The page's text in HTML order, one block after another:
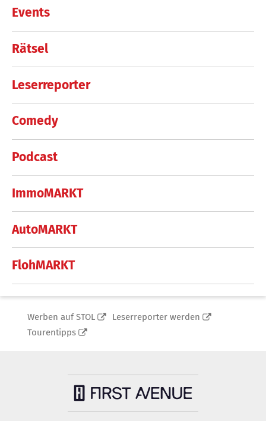
Events
Rätsel
Leserreporter
Comedy
Podcast
ImmoMARKT
AutoMARKT
FlohMARKT
Werben auf STOL
Leserreporter werden
Tourentipps